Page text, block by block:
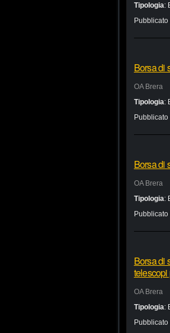
Tipologia:
Pubblicato
Borsa di
OA Brera
Tipologia:
Pubblicato
Borsa di
OA Brera
Tipologia:
Pubblicato
Borsa di
telescopi
OA Brera
Tipologia:
Pubblicato